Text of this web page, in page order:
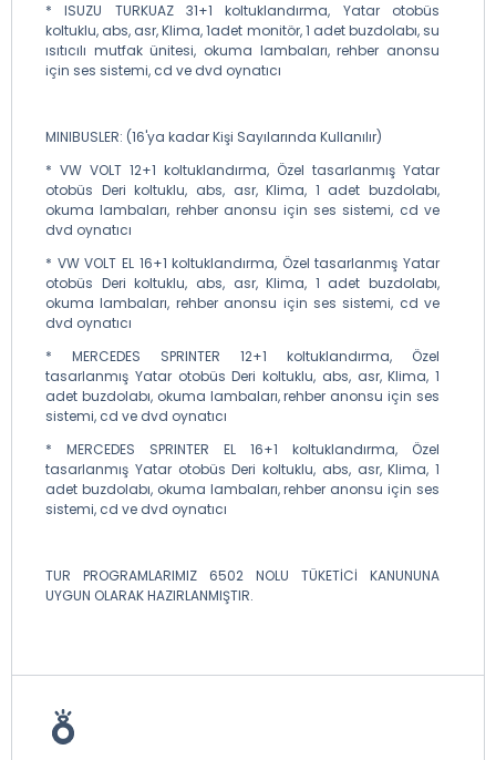
* ISUZU TURKUAZ 31+1 koltuklandırma, Yatar otobüs
koltuklu, abs, asr, Klima, 1adet monitör, 1 adet buzdolabı, su
ısıtıcılı mutfak ünitesi, okuma lambaları, rehber anonsu
için ses sistemi, cd ve dvd oynatıcı
MINIBUSLER: (16'ya kadar Kişi Sayılarında Kullanılır)
* VW VOLT 12+1 koltuklandırma, Özel tasarlanmış Yatar
otobüs Deri koltuklu, abs, asr, Klima, 1 adet buzdolabı,
okuma lambaları, rehber anonsu için ses sistemi, cd ve
dvd oynatıcı
* VW VOLT EL 16+1 koltuklandırma, Özel tasarlanmış Yatar
otobüs Deri koltuklu, abs, asr, Klima, 1 adet buzdolabı,
okuma lambaları, rehber anonsu için ses sistemi, cd ve
dvd oynatıcı
* MERCEDES SPRINTER 12+1 koltuklandırma, Özel
tasarlanmış Yatar otobüs Deri koltuklu, abs, asr, Klima, 1
adet buzdolabı, okuma lambaları, rehber anonsu için ses
sistemi, cd ve dvd oynatıcı
* MERCEDES SPRINTER EL 16+1 koltuklandırma, Özel
tasarlanmış Yatar otobüs Deri koltuklu, abs, asr, Klima, 1
adet buzdolabı, okuma lambaları, rehber anonsu için ses
sistemi, cd ve dvd oynatıcı
TUR PROGRAMLARIMIZ 6502 NOLU TÜKETİCİ KANUNUNA
UYGUN OLARAK HAZIRLANMIŞTIR.